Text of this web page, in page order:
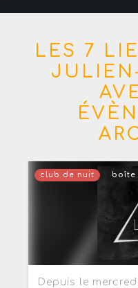
LES 7
club de nuit boîte
Depuis le